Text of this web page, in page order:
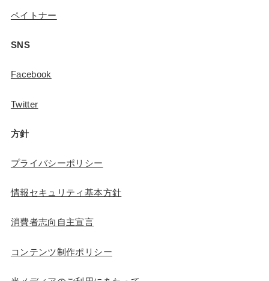
ペイトナー
SNS
Facebook
Twitter
方針
プライバシーポリシー
情報セキュリティ基本方針
消費者志向自主宣言
コンテンツ制作ポリシー